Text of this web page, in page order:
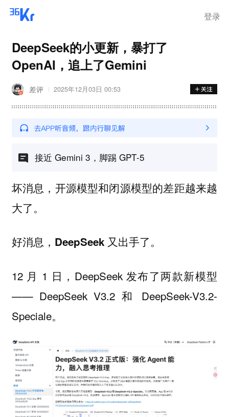
登录
DeepSeek的小更新，暴打了
OpenAI，追上了Gemini
差评 2025年12月03日 00:53
接近 Gemini 3，脚踢 GPT-5
坏消息，开源模型和闭源模型的差距越来越
大了。
好消息，DeepSeek 又出手了。
12 月 1 日，DeepSeek 发布了两款新模型
—— DeepSeek V3.2 和 DeepSeek-V3.2-
Speciale。